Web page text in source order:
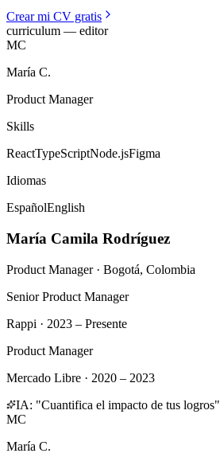
Crear mi CV gratis
curriculum — editor
MC
María C.
Product Manager
Skills
ReactTypeScriptNode.jsFigma
Idiomas
EspañolEnglish
María Camila Rodríguez
Product Manager · Bogotá, Colombia
Senior Product Manager
Rappi · 2023 – Presente
Product Manager
Mercado Libre · 2020 – 2023
IA: "Cuantifica el impacto de tus logros"
MC
María C.